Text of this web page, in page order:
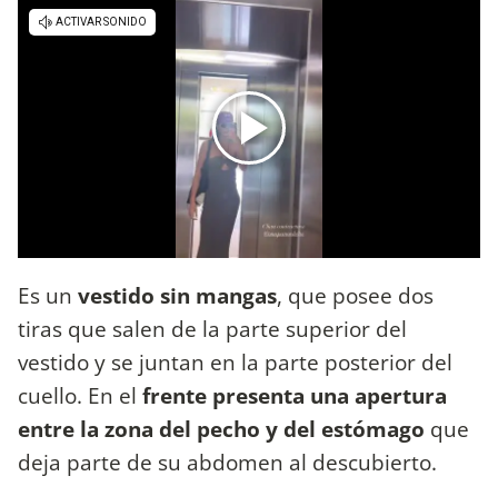
Es un vestido sin mangas, que posee dos
tiras que salen de la parte superior del
vestido y se juntan en la parte posterior del
cuello. En el frente presenta una apertura
entre la zona del pecho y del estómago que
deja parte de su abdomen al descubierto.